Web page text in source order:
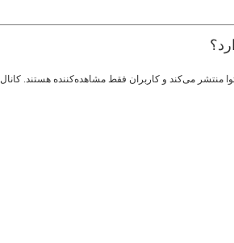
منتشر می‌کند و کاربران فقط مشاهده‌کننده هستند.